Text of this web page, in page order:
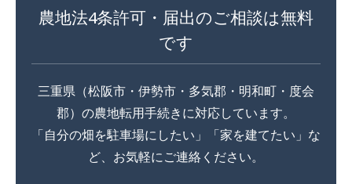
農地法4条許可・届出のご相談は無料
です
三重県（松阪市・伊勢市・多気郡・明和町・度会
郡）の農地転用手続きに対応しています。
「自分の畑を駐車場にしたい」「家を建てたい」な
ど、お気軽にご連絡ください。